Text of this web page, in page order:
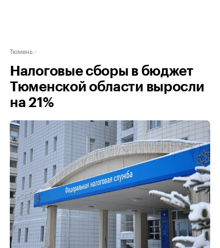
Тюмень
Налоговые сборы в бюджет
Тюменской области выросли
на 21%